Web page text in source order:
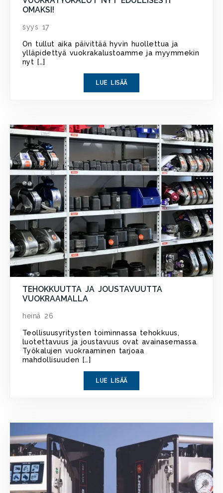
OMAKSI!
syys 17
On tullut aika päivittää hyvin huollettua ja
ylläpidettyä vuokrakalustoamme ja myymmekin
nyt […]
LUE LISÄÄ
TEHOKKUUTTA JA JOUSTAVUUTTA
VUOKRAAMALLA
heinä 26
Teollisuusyritysten toiminnassa tehokkuus,
luotettavuus ja joustavuus ovat avainasemassa.
Työkalujen vuokraaminen tarjoaa
mahdollisuuden […]
LUE LISÄÄ